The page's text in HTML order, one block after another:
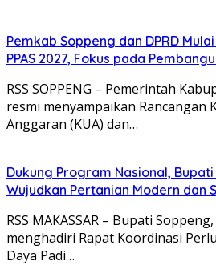
Pemkab Soppeng dan DPRD
PPAS 2027, Fokus pada
RSS SOPPENG – Pemerintah
resmi menyampaikan Rancangan
Anggaran (KUA) dan…
Dukung Program Nasional,
Wujudkan Pertanian Modern dan
RSS MAKASSAR – Bupati
menghadiri Rapat Koordinasi
Daya Padi…